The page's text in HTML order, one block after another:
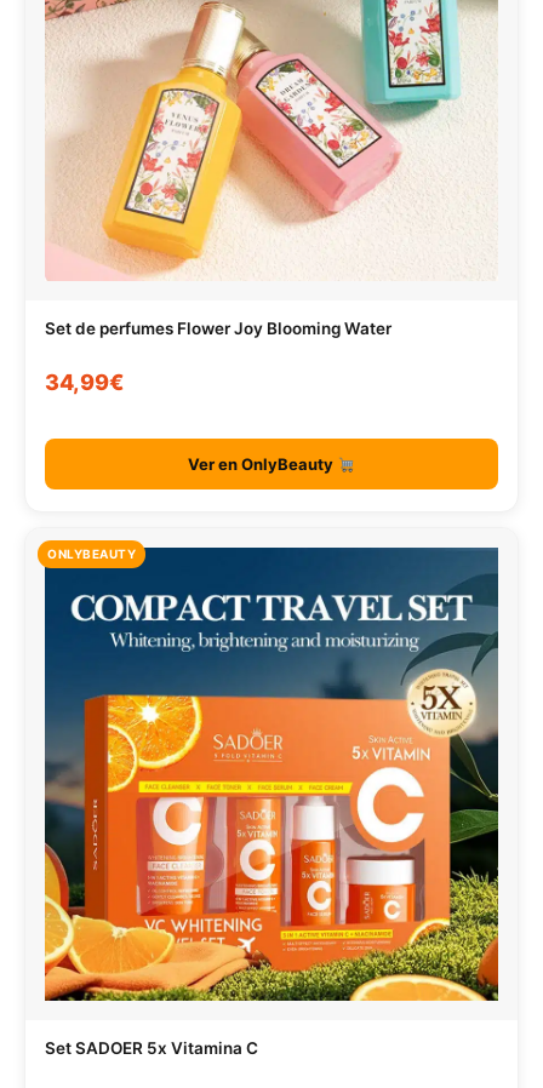
Set de perfumes Flower Joy Blooming Water
34,99€
Ver en OnlyBeauty
ONLYBEAUTY
Set SADOER 5x Vitamina C